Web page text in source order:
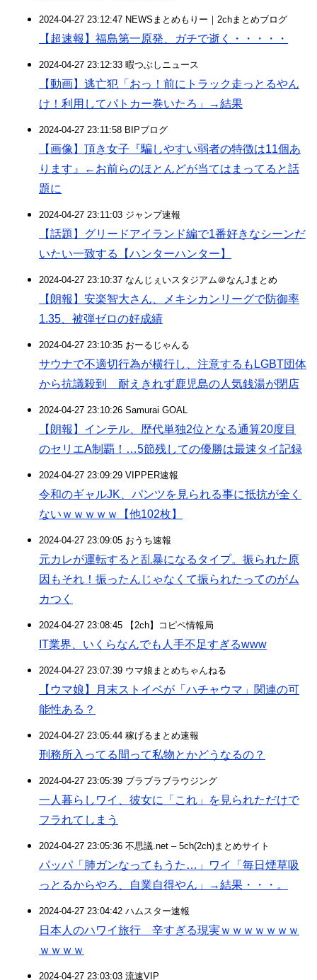
2024-04-27 23:12:47 NEWSまとめもりー｜2chまとめブログ
【超速報】福島第一原発、ガチで逝く・・・・・
2024-04-27 23:12:33 暇つぶしニュース
【動画】逃亡犯「おっ！前にトラック走っとるやん
け！利用してパトカー巻いたろ」→結果
2024-04-27 23:11:58 BIPブログ
【画像】頂き女子『騙しやすい弱者の特徴は11個あ
ります』←お前らのほとんどが当てはまってると話
題に
2024-04-27 23:11:03 ジャンプ速報
【話題】グリードアイランド編で1番好きなシーンだ
いたい一致する【ハンターハンター】
2024-04-27 23:10:37 なんじぇいスタジアム＠なんJまとめ
【朗報】安楽智大さん、メキシカンリーグで防御率
1.35、被弾ゼロの好成績
2024-04-27 23:10:35 おーるじゃんる
サウナで不適切行為が横行し、注意するもLGBT団体
から抗議殺到 耐えきれず鹿児島の人気銭湯が閉店
2024-04-27 23:10:26 Samurai GOAL
【朗報】インテル、歴代単独2位となる通算20度目
のセリエA制覇！…5節残しての優勝は最速タイ記録
2024-04-27 23:09:29 VIPPER速報
令和のギャルJK、パンツを見られる事に抵抗が全く
ないｗｗｗｗｗ【他102枚】
2024-04-27 23:09:05 おうち速報
元カレが運転すると乱暴になるタイプ。振られた原
因もそれ！振ったんじゃなくて振られたってのがム
カつく
2024-04-27 23:08:45 【2ch】コピペ情報局
IT業界、いくらなんでも人手不足すぎるwww
2024-04-27 23:07:39 ウマ娘まとめちゃんねる
【ウマ娘】月末ストイベが「ハチャウマ」関連の可
能性ある？
2024-04-27 23:05:44 稼げるまとめ速報
刑務所入ってる間って私物とかどうなるの？
2024-04-27 23:05:39 ブラブラブラウジング
一人暮らしワイ、彼女に「これ」を見られただけで
フラれてしまう
2024-04-27 23:05:36 不思議.net – 5ch(2ch)まとめサイト
パッパ「肺ガンなってもうた…」ワイ「毎日煙草吸
っとるからやろ、自業自得やん」→結果・・・。
2024-04-27 23:04:42 ハムスター速報
日本人のハワイ旅行 辛すぎる現実ｗｗｗｗｗｗｗ
ｗｗｗｗ
2024-04-27 23:03:03 流速VIP